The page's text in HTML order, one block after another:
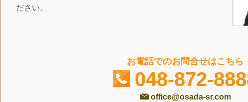
ださい。
お電話でのお問合せはこちら
048-872-
office@osada-sr.com